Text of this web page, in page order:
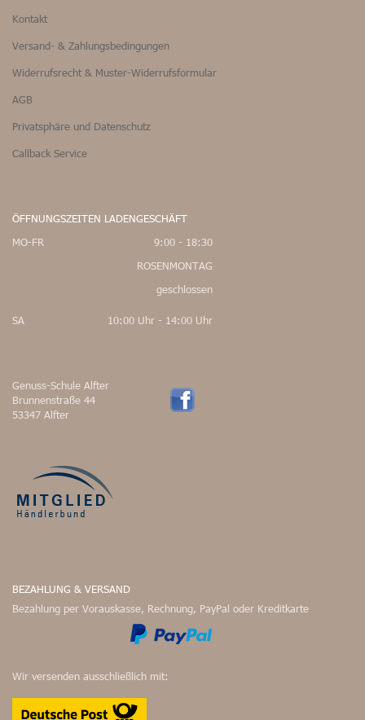
Kontakt
Versand- & Zahlungsbedingungen
Widerrufsrecht & Muster-Widerrufsformular
AGB
Privatsphäre und Datenschutz
Callback Service
ÖFFNUNGSZEITEN LADENGESCHÄFT
MO-FR
9:00 - 18:30
ROSENMONTAG
geschlossen
SA 10:00 Uhr - 14:00 Uhr
Genuss-Schule Alfter
Brunnenstraße 44
53347 Alfter
BEZAHLUNG & VERSAND
Bezahlung per Vorauskasse, Rechnung, PayPal oder Kreditkarte
Wir versenden ausschließlich mit: